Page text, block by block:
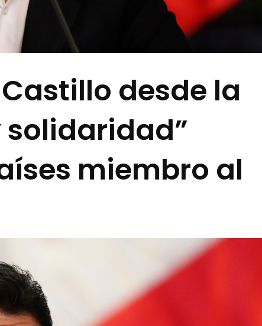
desde la
solidaridad”
miembro al